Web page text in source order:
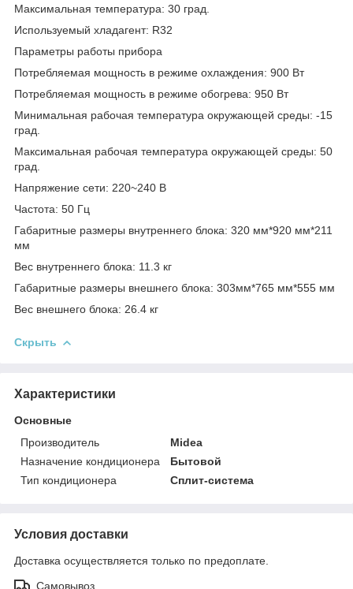
Максимальная температура: 30 град.
Используемый хладагент: R32
Параметры работы прибора
Потребляемая мощность в режиме охлаждения: 900 Вт
Потребляемая мощность в режиме обогрева: 950 Вт
Минимальная рабочая температура окружающей среды: -15
град.
Максимальная рабочая температура окружающей среды: 50
град.
Напряжение сети: 220~240 В
Частота: 50 Гц
Габаритные размеры внутреннего блока: 320 мм*920 мм*211
мм
Вес внутреннего блока: 11.3 кг
Габаритные размеры внешнего блока: 303мм*765 мм*555 мм
Вес внешнего блока: 26.4 кг
Скрыть
Характеристики
Основные
Производитель
Midea
Назначение кондиционера
Бытовой
Тип кондиционера
Сплит-система
Условия доставки
Доставка осуществляется только по предоплате.
Самовывоз